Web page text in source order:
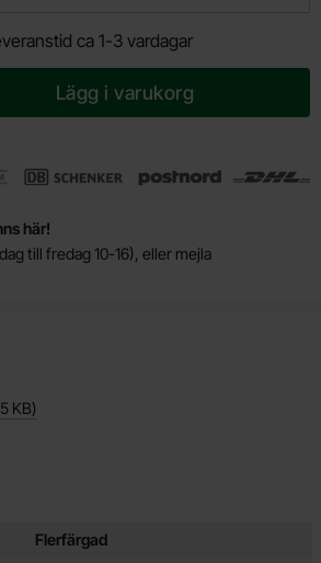
ca 1-3 vardagar
Lägg i varukorg
här!
till fredag 10-16), eller mejla
KB)
produkt
Flerfärgad